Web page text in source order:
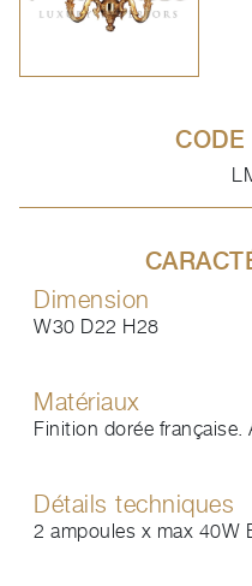
Dimension
W30 D22 H28
Matériaux
Finition dorée française.
Détails techniques
2 ampoules x max 40W